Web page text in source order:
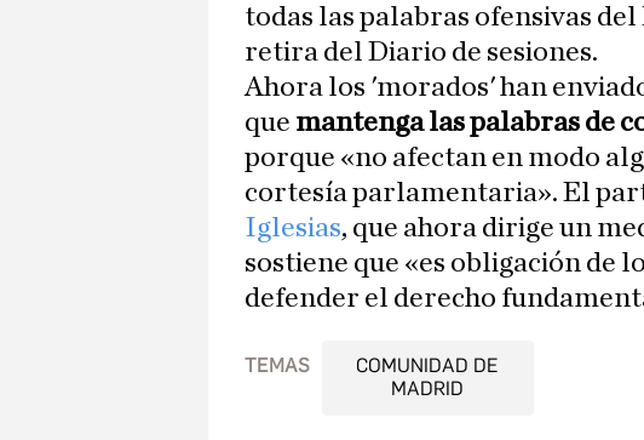
todas las palabras ofensivas
retira del Diario de sesiones.
Ahora los 'morados' han
que mantenga las palabras de
porque «no afectan en modo
cortesía parlamentaria». El
Iglesias, que ahora dirige un
sostiene que «es obligación de
defender el derecho
TEMAS
COMUNIDAD DE
MADRID